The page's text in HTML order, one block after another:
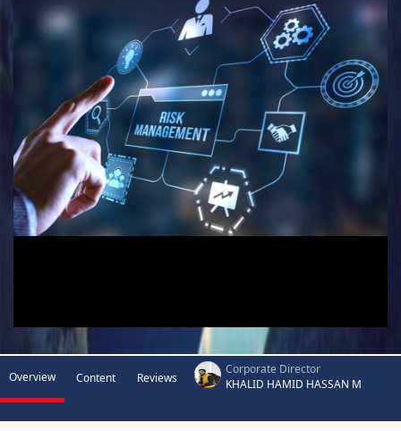
Overview Content Reviews
Corporate Director
KHALID HAMID HASSAN M